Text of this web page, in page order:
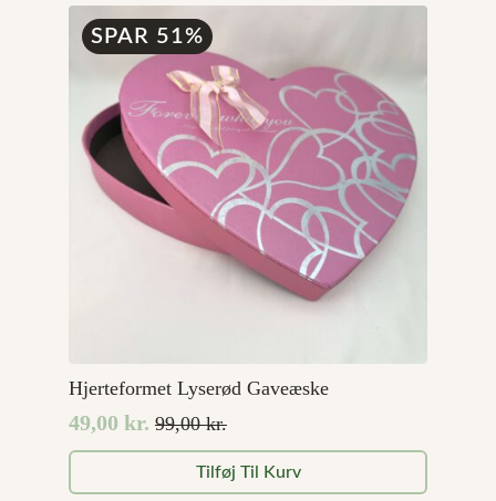
5.899,00 kr..
4.719,20 kr..
SPAR 51%
Hjerteformet Lyserød Gaveæske
99,00kr.
Den
oprindelige
pris
49,00 kr.
Den
aktuelle
pris
Tilføj Til Kurv